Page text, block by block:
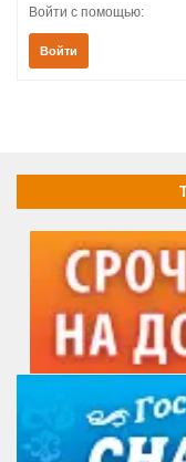
Войти с помощью:
Войти